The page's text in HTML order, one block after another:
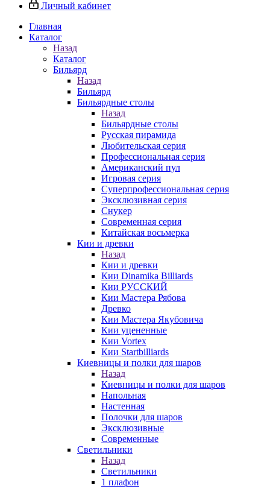
Личный кабинет
Главная
Каталог
Назад
Каталог
Бильярд
Назад
Бильярд
Бильярдные столы
Назад
Бильярдные столы
Русская пирамида
Любительская серия
Профессиональная серия
Американский пул
Игровая серия
Суперпрофессиональная серия
Эксклюзивная серия
Снукер
Современная серия
Китайская восьмерка
Кии и древки
Назад
Кии и древки
Кии Dinamika Billiards
Кии РУССКИЙ
Кии Мастера Рябова
Древко
Кии Мастера Якубовича
Кии уцененные
Кии Vortex
Кии Startbilliards
Киевницы и полки для шаров
Назад
Киевницы и полки для шаров
Напольная
Настенная
Полочки для шаров
Эксклюзивные
Современные
Светильники
Назад
Светильники
1 плафон